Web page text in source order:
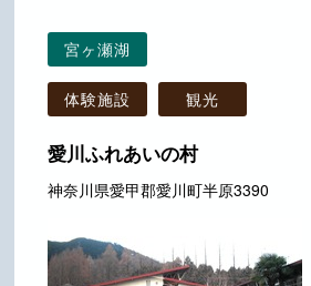
宮ヶ瀬湖
体験施設 観光
愛川ふれあいの村
神奈川県愛甲郡愛川町半原3390